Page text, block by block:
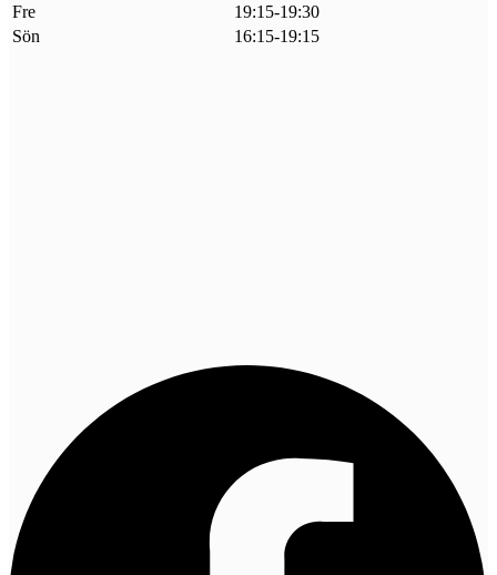
Fre
19:15-19:30
Sön
16:15-19:15